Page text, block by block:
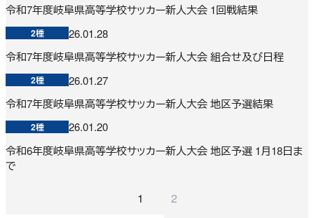
令和7年度岐阜県高等学校サッカー新人大会 1回戦結果
2種
26.01.28
令和7年度岐阜県高等学校サッカー新人大会 組合せ及び日程
2種
26.01.27
令和7年度岐阜県高等学校サッカー新人大会 地区予選結果
2種
26.01.20
令和6年度岐阜県高等学校サッカー新人大会 地区予選 1月18日ま
で
1 2